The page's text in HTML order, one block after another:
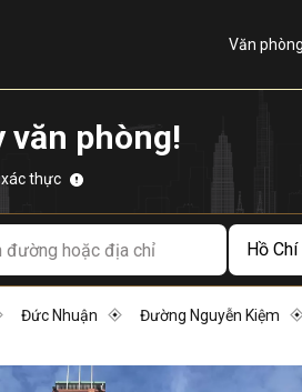
Văn
văn phòng!
xác thực
Đức Nhuận Đường Nguyễn Kiệm